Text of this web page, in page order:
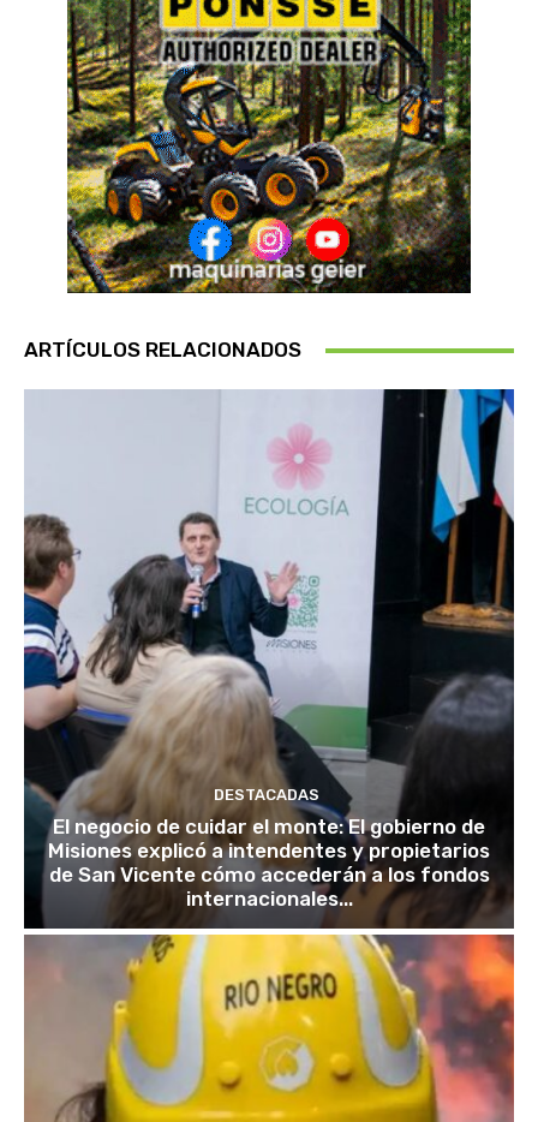
ARTÍCULOS RELACIONADOS
DESTACADAS
El negocio de cuidar el monte: El gobierno de
Misiones explicó a intendentes y propietarios
de San Vicente cómo accederán a los fondos
internacionales...